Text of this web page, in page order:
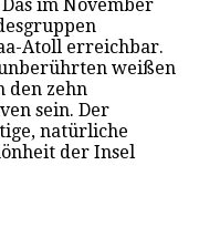
im November
Atoll erreichbar.
weißen
den zehn
sein. Der
natürliche
der Insel